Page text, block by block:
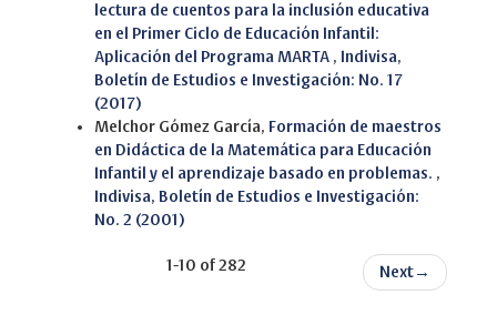
lectura de cuentos para la inclusión educativa
en el Primer Ciclo de Educación Infantil:
Aplicación del Programa MARTA , Indivisa,
Boletín de Estudios e Investigación: No. 17
(2017)
Melchor Gómez García, Formación de maestros
en Didáctica de la Matemática para Educación
Infantil y el aprendizaje basado en problemas. ,
Indivisa, Boletín de Estudios e Investigación:
No. 2 (2001)
1-10 of 282 Next →